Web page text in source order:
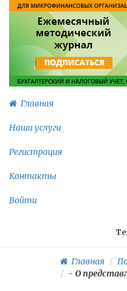
Главная
Наши услуги
Регистрация
Контакты
Войти
Главная
- О